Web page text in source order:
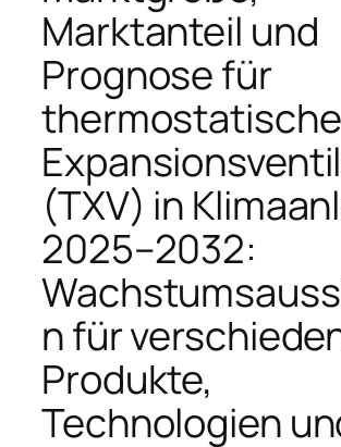
Marktanteil und
Prognose für
thermostatische
(TXV) in
2025–2032:
n für
Produkte,
Technologien